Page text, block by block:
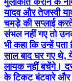
यादव और तेजस्वी
चमड़े की सप्लाई
संभल नहीं गए तो
भी कहा कि उन्हें
साल बाद घर गए थे,
लायक नहीं बचेंगे।
के टिकट बंटवारे और